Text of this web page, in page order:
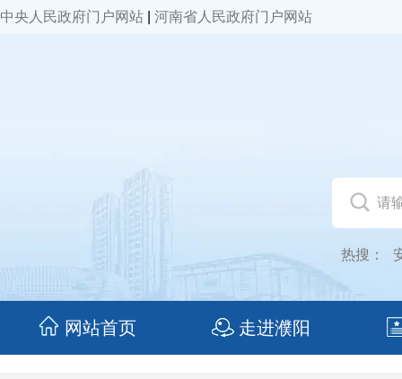
中央人民政府门户网站 河南省人民政府门户网站
热搜：
网站首页 走进濮阳